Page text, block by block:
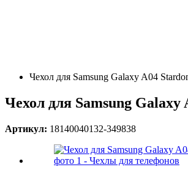
Чехол для Samsung Galaxy A04
Чехол для Samsung Galaxy
Артикул: 18140040132-349838